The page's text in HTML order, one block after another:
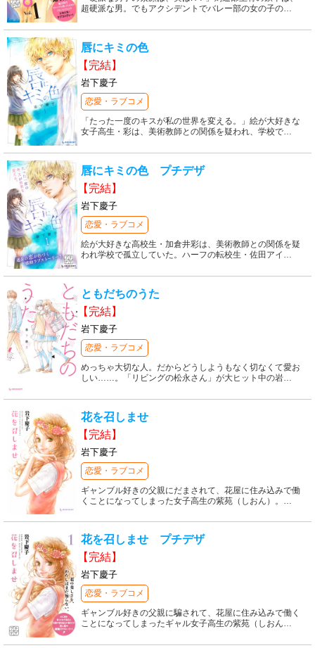
超硬派な男。でもアクシデントでバレー部の女の子の…
唇にキミの色
【完結】
岩下慶子
恋愛・ラブコメ
「たった一度のキスが私の世界を変える。」絵が大好きな
女子高生・彩は、美術教師との関係を疑われ、学校で…
唇にキミの色 プチデザ
【完結】
岩下慶子
恋愛・ラブコメ
絵が大好きな高校生・加倉井彩は、美術教師との関係を疑
われ学校で孤立していた。ハーフの転校生・佐田アイ …
ともだちのうた
【完結】
岩下慶子
恋愛・ラブコメ
めっちゃ大切な人。だからどうしようもなく切なくて愛お
しい……。「リビングの松永さん」が大ヒット中の岩…
花を召しませ
【完結】
岩下慶子
恋愛・ラブコメ
ギャンブル好きの父親にだまされて、花屋に住み込みで働
くことになってしまった女子高生の紫苑（しおん）。 …
花を召しませ プチデザ
【完結】
岩下慶子
恋愛・ラブコメ
ギャンブル好きの父親に騙されて、花屋に住み込みで働く
ことになってしまったギャル女子高生の紫苑（しおん…